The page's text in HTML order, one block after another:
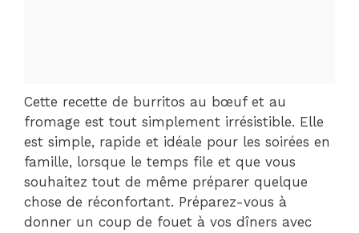
Cette recette de burritos au bœuf et au
fromage est tout simplement irrésistible. Elle
est simple, rapide et idéale pour les soirées en
famille, lorsque le temps file et que vous
souhaitez tout de même préparer quelque
chose de réconfortant. Préparez-vous à
donner un coup de fouet à vos dîners avec